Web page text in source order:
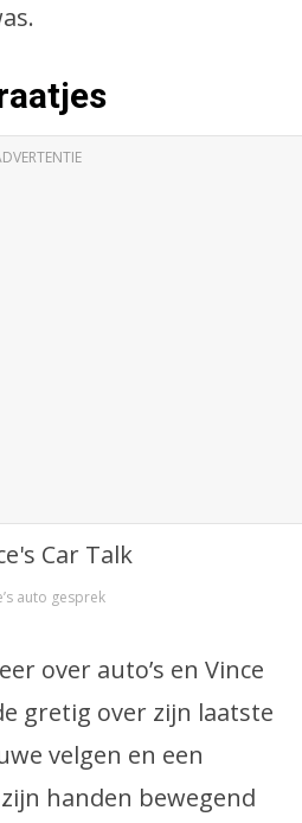
auto gesprek
over auto’s en Vince
gretig over zijn laatste
velgen en een
handen bewegend